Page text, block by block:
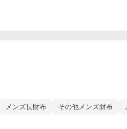
メンズ長財布 その他メンズ財布